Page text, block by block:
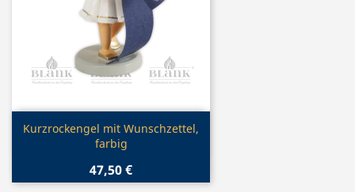
Vorschau
Kurzrockengel mit Wunschzettel,
farbig
47,50 €